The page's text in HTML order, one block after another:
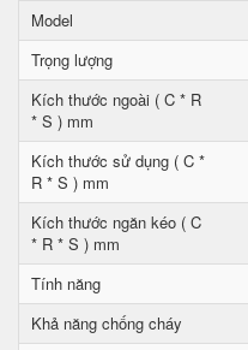
Model
Trọng lượng
Kích thước ngoài ( C * R
* S ) mm
Kích thước sử dụng ( C *
R * S ) mm
Kích thước ngăn kéo ( C
* R * S ) mm
Tính năng
Khả năng chống cháy